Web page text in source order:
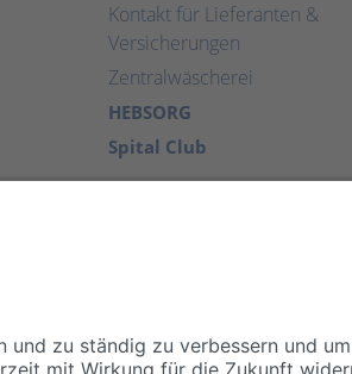
Kontakt für Lieferanten &
Versicherungen
Zentralwäscherei
HEBSORG
Spital Club